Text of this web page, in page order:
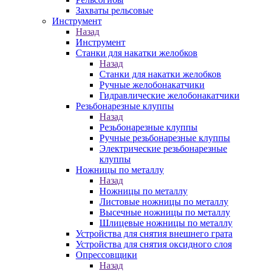
Захваты рельсовые
Инструмент
Назад
Инструмент
Станки для накатки желобков
Назад
Станки для накатки желобков
Ручные желобонакатчики
Гидравлические желобонакатчики
Резьбонарезные клуппы
Назад
Резьбонарезные клуппы
Ручные резьбонарезные клуппы
Электрические резьбонарезные
клуппы
Ножницы по металлу
Назад
Ножницы по металлу
Листовые ножницы по металлу
Высечные ножницы по металлу
Шлицевые ножницы по металлу
Устройства для снятия внешнего грата
Устройства для снятия оксидного слоя
Опрессовщики
Назад